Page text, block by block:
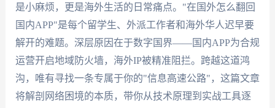
是小麻烦，更是海外生活的日常痛点。"在国外怎么翻回
国内APP"是每个留学生、外派工作者和海外华人迟早要
解开的难题。深层原因在于数字国界——国内APP为合规
运营开启地域防火墙，海外IP被精准阻拦。跨越这道鸿
沟，唯有寻找一条专属于你的"信息高速公路"，这篇文章
将解剖网络困境的本质，带你从技术原理到实战工具逐